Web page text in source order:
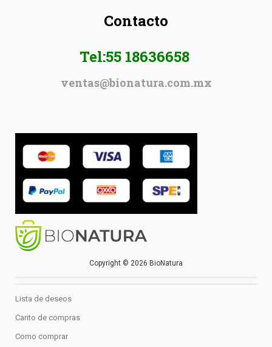
Contacto
Tel:55 18636658
ventas@bionatura.com.mx
Copyright © 2026 BioNatura
Lista de deseos
Carito de compras
Como comprar